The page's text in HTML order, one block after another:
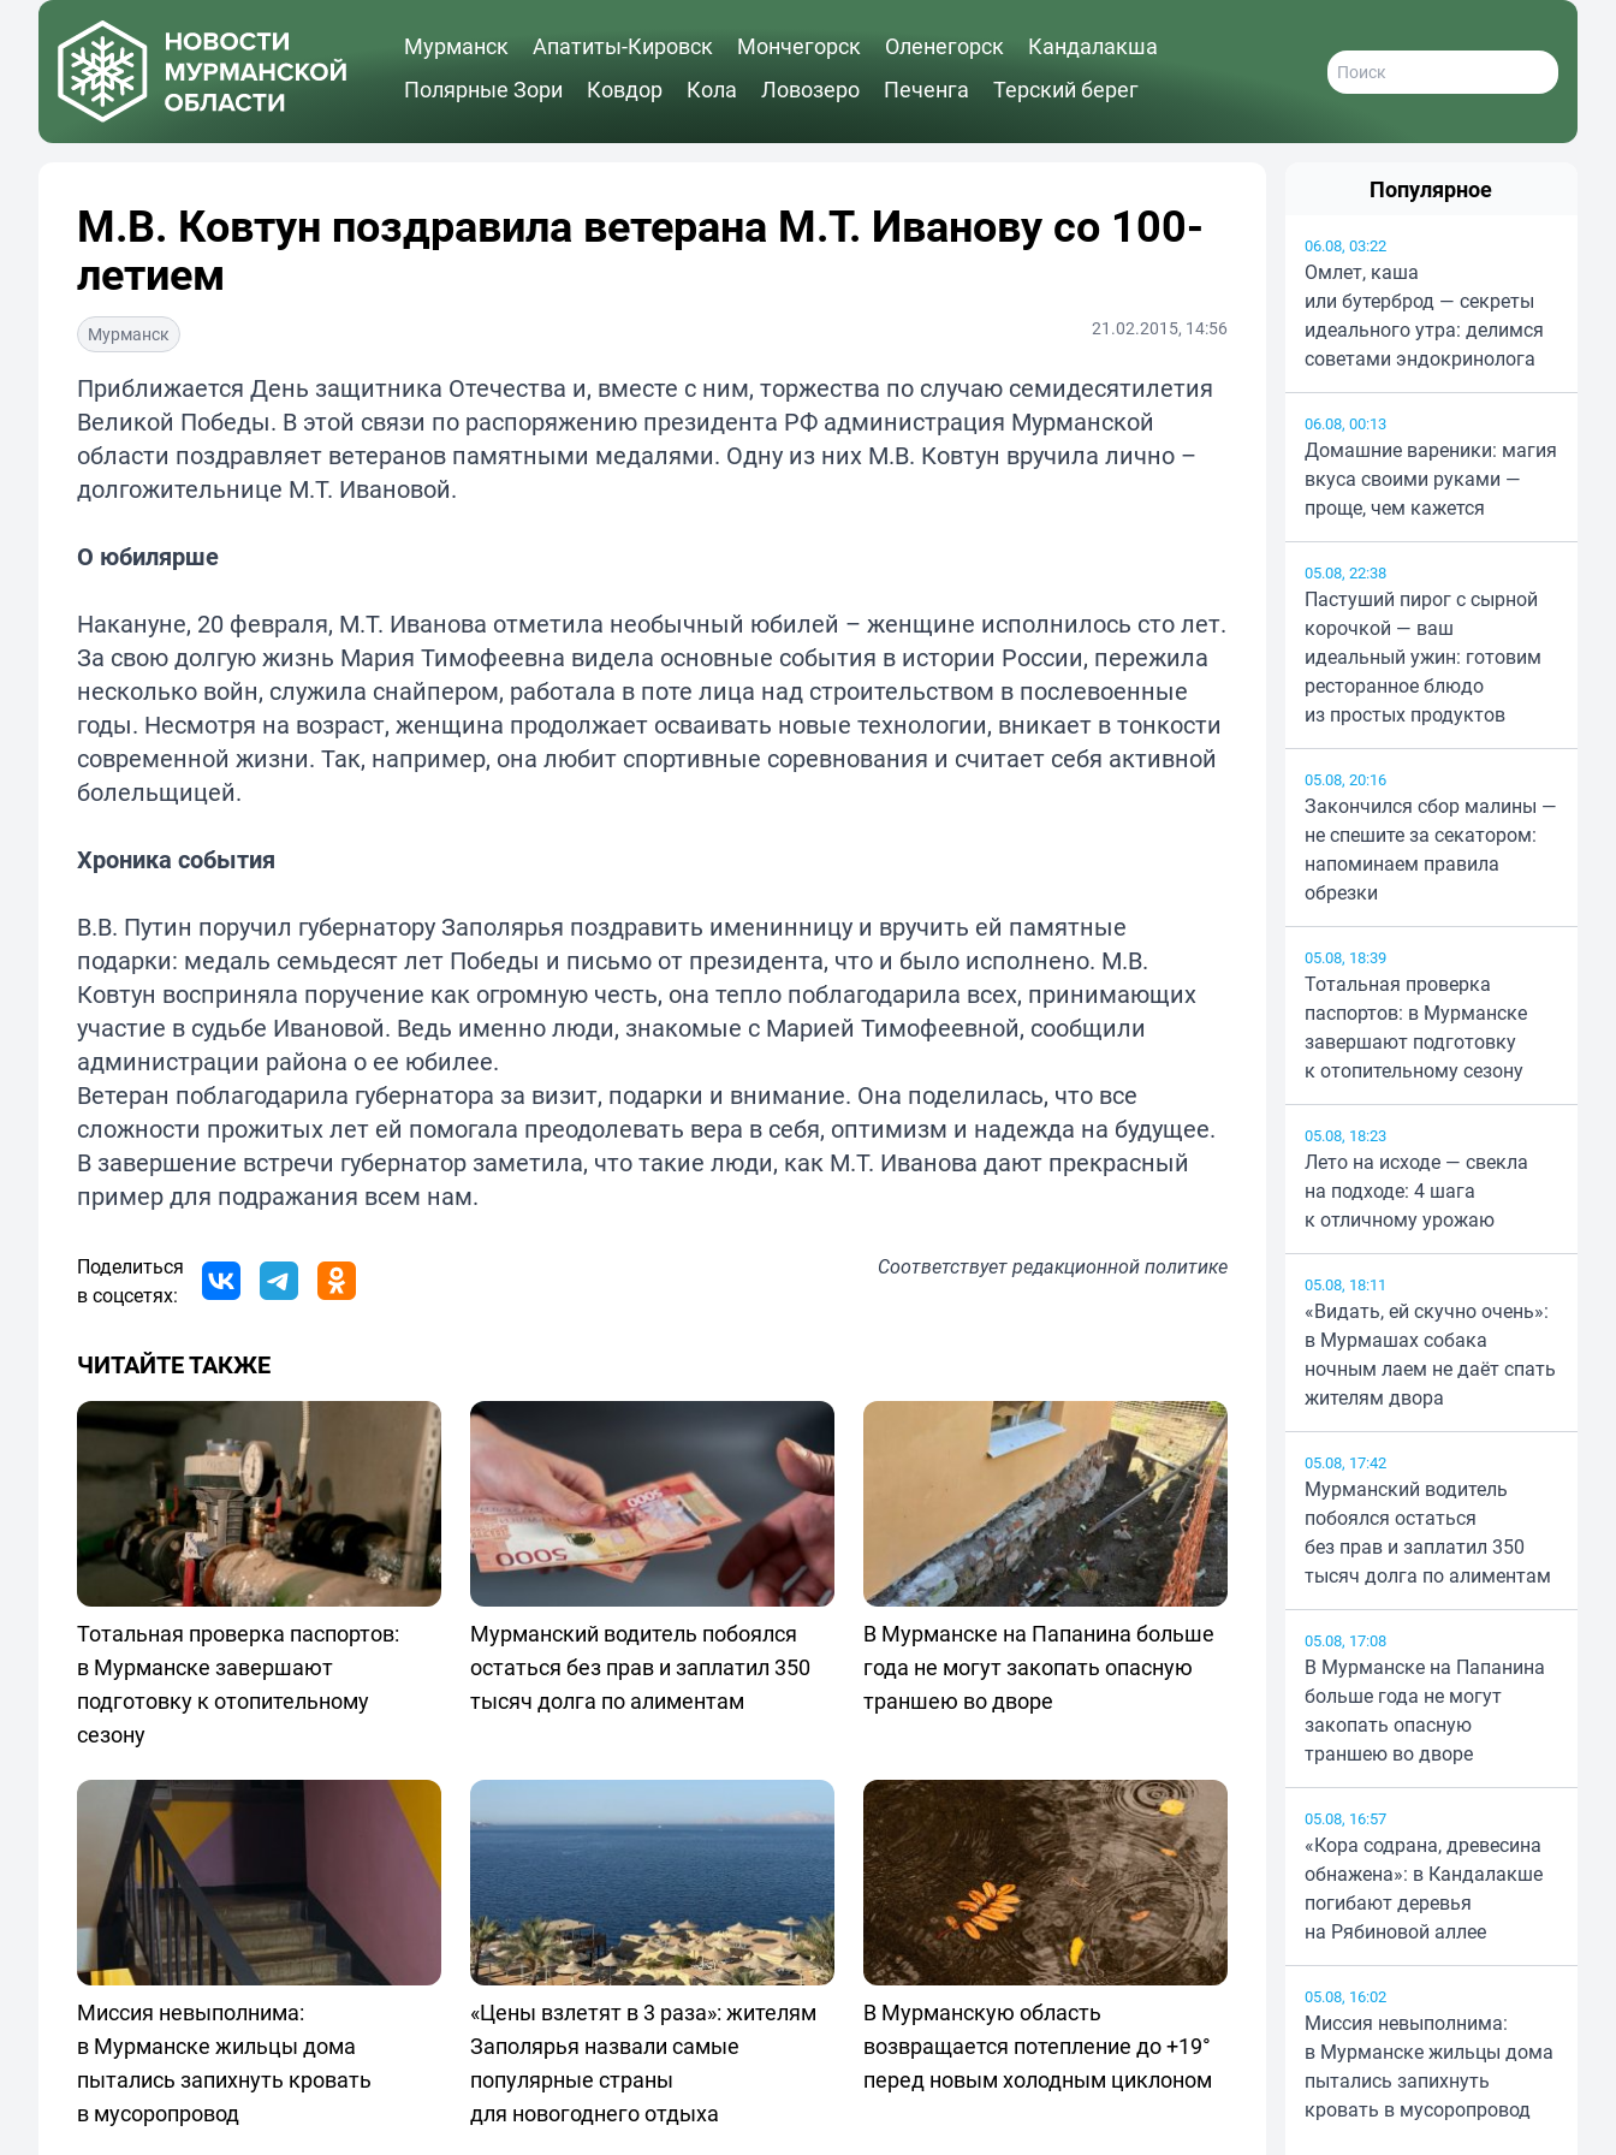
Мурманск Апатиты-Кировск Мончегорск Оленегорск
Кандалакша
Полярные Зори
Ковдор Кола Ловозеро Печенга Терский берег
М.В. Ковтун поздравила ветерана М.Т. Иванову со 100-
летием
Мурманск 21.02.2015, 14:56
Приближается День защитника Отечества и, вместе с ним, торжества по случаю семидесятилетия
Великой Победы. В этой связи по распоряжению президента РФ администрация Мурманской
области поздравляет ветеранов памятными медалями. Одну из них М.В. Ковтун вручила лично –
долгожительнице М.Т. Ивановой.
О юбилярше
Накануне, 20 февраля, М.Т. Иванова отметила необычный юбилей – женщине исполнилось сто лет.
За свою долгую жизнь Мария Тимофеевна видела основные события в истории России, пережила
несколько войн, служила снайпером, работала в поте лица над строительством в послевоенные
годы. Несмотря на возраст, женщина продолжает осваивать новые технологии, вникает в тонкости
современной жизни. Так, например, она любит спортивные соревнования и считает себя активной
болельщицей.
Хроника события
В.В. Путин поручил губернатору Заполярья поздравить именинницу и вручить ей памятные
подарки: медаль семьдесят лет Победы и письмо от президента, что и было исполнено. М.В.
Ковтун восприняла поручение как огромную честь, она тепло поблагодарила всех, принимающих
участие в судьбе Ивановой. Ведь именно люди, знакомые с Марией Тимофеевной, сообщили
администрации района о ее юбилее.
Ветеран поблагодарила губернатора за визит, подарки и внимание. Она поделилась, что все
сложности прожитых лет ей помогала преодолевать вера в себя, оптимизм и надежда на будущее.
В завершение встречи губернатор заметила, что такие люди, как М.Т. Иванова дают прекрасный
пример для подражания всем нам.
Поделиться
в соцсетях:
Соответствуетредакционной политике
ЧИТАЙТЕ ТАКЖЕ
Тотальная проверка паспортов:
в Мурманске завершают
подготовку к отопительному
сезону
Мурманский водитель побоялся
остаться без прав и заплатил 350
тысяч долга по алиментам
В Мурманске на Папанина больше
года не могут закопать опасную
траншею во дворе
Миссия невыполнима:
в Мурманске жильцы дома
пытались запихнуть кровать
в мусоропровод
«Цены взлетят в 3 раза»: жителям
Заполярья назвали самые
популярные страны
для новогоднего отдыха
В Мурманскую область
возвращается потепление до +19°
перед новым холодным циклоном
Популярное
06.08, 03:22
Омлет, каша
или бутерброд — секреты
идеального утра: делимся
советами эндокринолога
06.08, 00:13
Домашние вареники: магия
вкуса своими руками —
проще, чем кажется
05.08, 22:38
Пастуший пирог с сырной
корочкой — ваш
идеальный ужин: готовим
ресторанное блюдо
из простых продуктов
05.08, 20:16
Закончился сбор малины —
не спешите за секатором:
напоминаем правила
обрезки
05.08, 18:39
Тотальная проверка
паспортов: в Мурманске
завершают подготовку
к отопительному сезону
05.08, 18:23
Лето на исходе — свекла
на подходе: 4 шага
к отличному урожаю
05.08, 18:11
«Видать, ей скучно очень»:
в Мурмашах собака
ночным лаем не даёт спать
жителям двора
05.08, 17:42
Мурманский водитель
побоялся остаться
без прав и заплатил 350
тысяч долга по алиментам
05.08, 17:08
В Мурманске на Папанина
больше года не могут
закопать опасную
траншею во дворе
05.08, 16:57
«Кора содрана, древесина
обнажена»: в Кандалакше
погибают деревья
на Рябиновой аллее
05.08, 16:02
Миссия невыполнима:
в Мурманске жильцы дома
пытались запихнуть
кровать в мусоропровод